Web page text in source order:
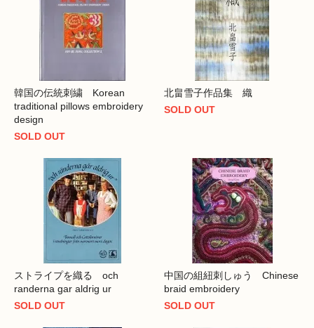
韓国の伝統刺繍 Korean
traditional pillows embroidery
design
SOLD OUT
北畠雪子作品集 織
SOLD OUT
ストライプを織る och
randerna gar aldrig ur
SOLD OUT
中国の組紐刺しゅう Chinese
braid embroidery
SOLD OUT